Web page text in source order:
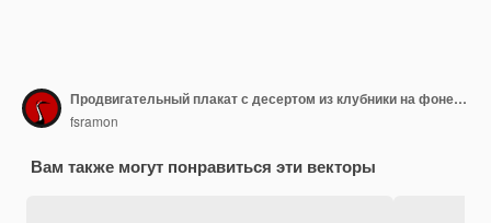
Продвигательный плакат с десертом из клубники на фоне шеврона
fsramon
Вам также могут понравиться эти векторы